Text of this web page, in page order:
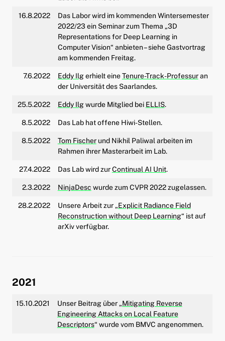
16.8.2022
Das Labor wird im kommenden Wintersemester
2022/23 ein Seminar zum Thema „3D
Representations for Deep Learning in
Computer Vision“ anbieten – siehe Gastvortrag
am kommenden Freitag.
7.6.2022 Eddy Ilgerhielt eineTenure-Track-Professuran
der Universität des Saarlandes.
25.5.2022 Eddy Ilgwurde Mitglied bei ELLIS.
8.5.2022 Das Lab hat offene Hiwi-Stellen.
8.5.2022 Tom Fischerund Nikhil Paliwal arbeiten im
Rahmen ihrer Masterarbeit im Lab.
27.4.2022 Das Lab wird zurContinual AI Unit.
2.3.2022 NinjaDesc wurde zum CVPR 2022 zugelassen.
28.2.2022 Unsere Arbeit zur „Explicit Radiance Field
Reconstruction without Deep Learning“ ist auf
arXiv verfügbar.
2021
15.10.2021 Unser Beitrag über „Mitigating Reverse
Engineering Attacks on Local Feature
Descriptors“ wurde vom BMVC angenommen.